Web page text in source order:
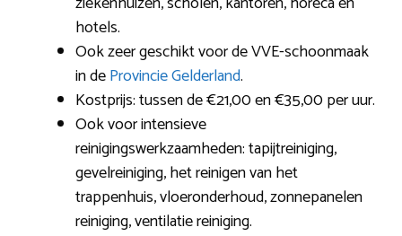
hotels.
Ook zeer geschikt voor de VVE-schoonmaak
in deProvincie Gelderland.
Kostprijs: tussen de €21,00 en €35,00 per uur.
Ook voor intensieve
reinigingswerkzaamheden: tapijtreiniging,
gevelreiniging, het reinigen van het
trappenhuis, vloeronderhoud, zonnepanelen
reiniging, ventilatie reiniging.